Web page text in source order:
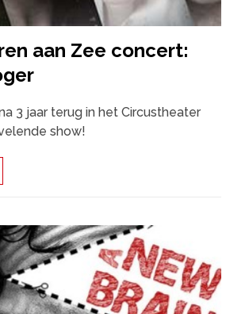
aan Zee concert:
3 jaar terug in het Circustheater
show!